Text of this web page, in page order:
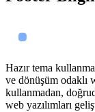
Hazır tema
ve dönüşüm odaklı
kullanmadan,
web yazılımları